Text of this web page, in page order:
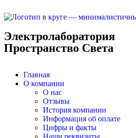
Электролаборатория
Пространство Света
Главная
О компании
О нас
Отзывы
История компании
Информация об оплате
Цифры и факты
Наши реквизиты